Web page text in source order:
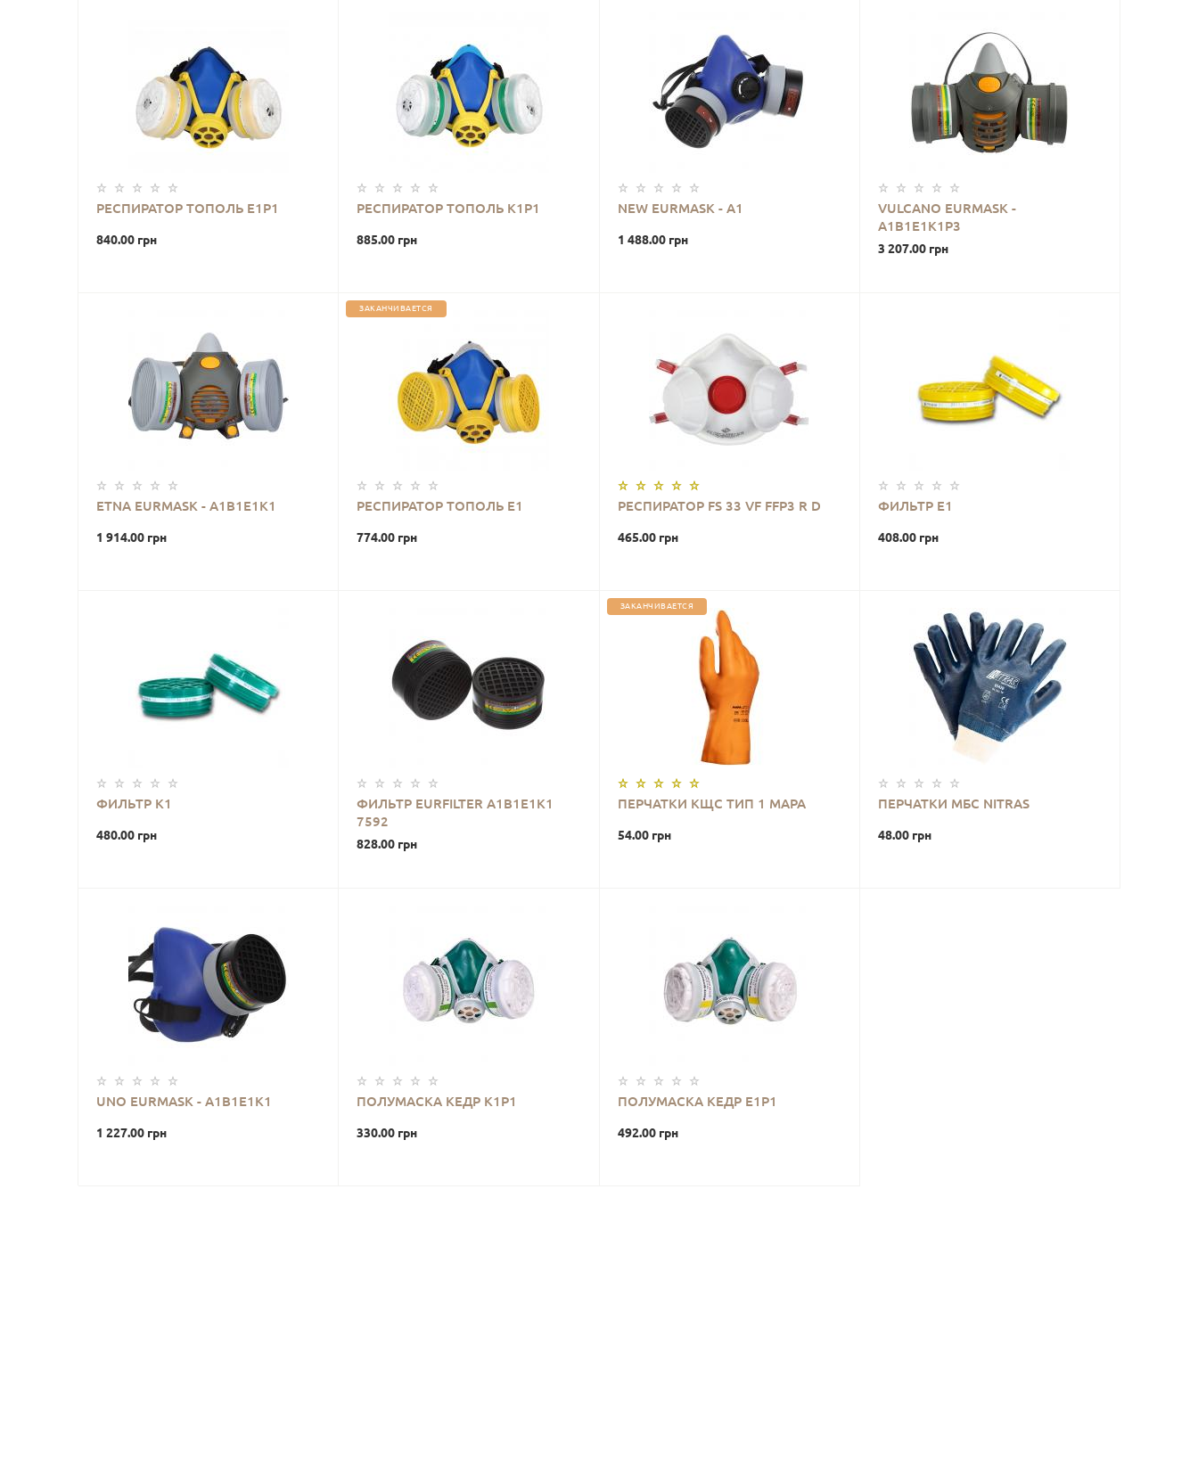
РЕСПИРАТОР ТОПОЛЬ Е1Р1
840.00 грн
РЕСПИРАТОР ТОПОЛЬ К1Р1
885.00 грн
NEW EURMASK - А1
1 488.00 грн
VULCANO EURMASK -
A1B1E1K1Р3
3 207.00 грн
ETNA EURMASK - А1В1Е1К1
1 914.00 грн
ЗАКАНЧИВАЕТСЯ
РЕСПИРАТОР ТОПОЛЬ Е1
774.00 грн
РЕСПИРАТОР FS 33 VF FFP3 R D
465.00 грн
ФИЛЬТР Е1
408.00 грн
ФИЛЬТР К1
480.00 грн
ФИЛЬТР EURFILTER A1B1E1K1
7592
828.00 грн
ЗАКАНЧИВАЕТСЯ
ПЕРЧАТКИ КЩС ТИП 1 MAPA
54.00 грн
ПЕРЧАТКИ МБС NITRAS
48.00 грн
UNO EURMASK - A1B1E1K1
1 227.00 грн
ПОЛУМАСКА КЕДР K1P1
330.00 грн
ПОЛУМАСКА КЕДР E1P1
492.00 грн